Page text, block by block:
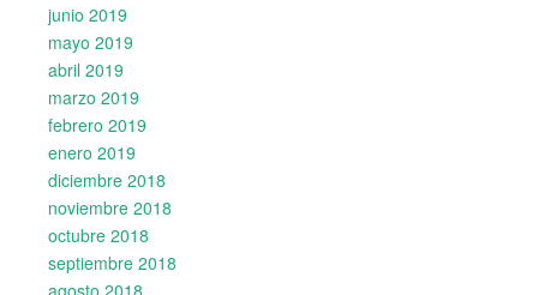
junio 2019
mayo 2019
abril 2019
marzo 2019
febrero 2019
enero 2019
diciembre 2018
noviembre 2018
octubre 2018
septiembre 2018
agosto 2018